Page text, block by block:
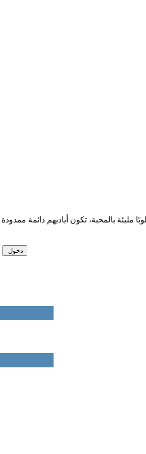
مليئة بالمحبة، تكون أياديهم دائمة ممدودة